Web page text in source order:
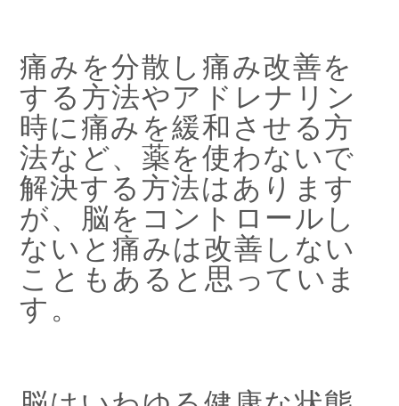
痛みを分散し痛み改善を
する方法やアドレナリン
時に痛みを緩和させる方
法など、薬を使わないで
解決する方法はあります
が、脳をコントロールし
ないと痛みは改善しない
こともあると思っていま
す。